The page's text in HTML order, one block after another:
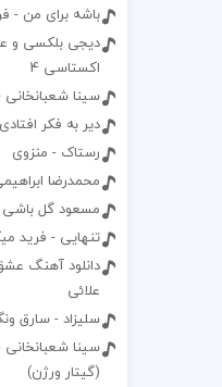
باشه برای من -
دیجی بلکسی و
اکستاسی 4
سینا
دیر به فکر
رستاک - منزوی
محمدرضا
مسعود گل
تنهایی - فرید
دانلود آهنگ
علائی
سلیزاد - سارق
سینا
(گیتار ورژن)